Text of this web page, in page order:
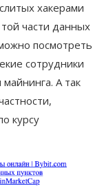
хакерами
части данных
посмотреть
сотрудники
А так
курсу